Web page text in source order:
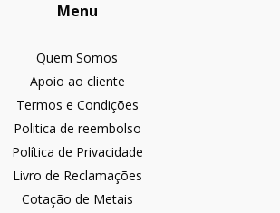
Menu
Quem Somos
Apoio ao cliente
Termos e Condições
Politica de reembolso
Política de Privacidade
Livro de Reclamações
Cotação de Metais